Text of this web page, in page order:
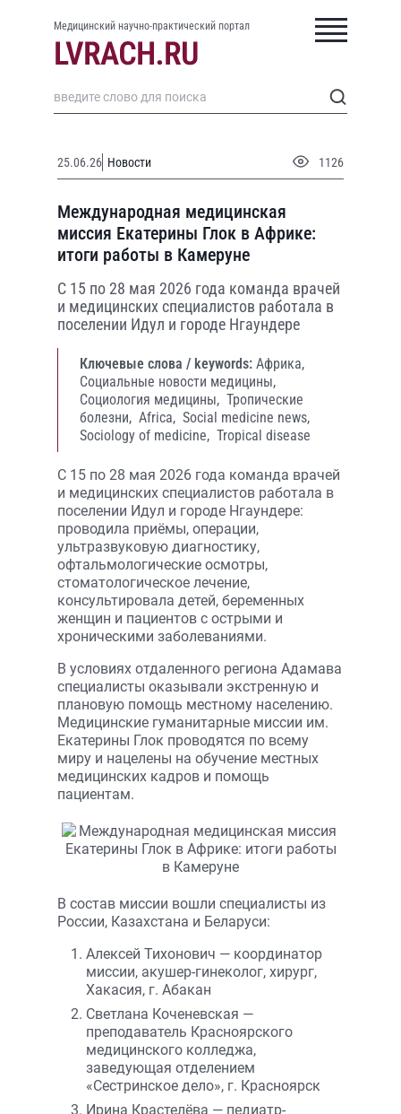
Медицинский научно-практический портал
25.06.26 Новости 1126
Международная медицинская
миссия Екатерины Глок в Африке:
итоги работы в Камеруне
С 15 по 28 мая 2026 года команда врачей
и медицинских специалистов работала в
поселении Идул и городе Нгаундере
Ключевые слова / keywords: Африка,
Социальные новости медицины,
Социология медицины, Тропические
болезни, Africa, Social medicine news,
Sociology of medicine, Tropical disease
С 15 по 28 мая 2026 года команда врачей
и медицинских специалистов работала в
поселении Идул и городе Нгаундере:
проводила приёмы, операции,
ультразвуковую диагностику,
офтальмологические осмотры,
стоматологическое лечение,
консультировала детей, беременных
женщин и пациентов с острыми и
хроническими заболеваниями.
В условиях отдаленного региона Адамава
специалисты оказывали экстренную и
плановую помощь местному населению.
Медицинские гуманитарные миссии им.
Екатерины Глок проводятся по всему
миру и нацелены на обучение местных
медицинских кадров и помощь
пациентам.
В состав миссии вошли специалисты из
России, Казахстана и Беларуси:
Алексей Тихонович — координатор
миссии, акушер-гинеколог, хирург,
Хакасия, г. Абакан
Светлана Коченевская —
преподаватель Красноярского
медицинского колледжа,
заведующая отделением
«Сестринское дело», г. Красноярск
Ирина Крастелёва — педиатр-